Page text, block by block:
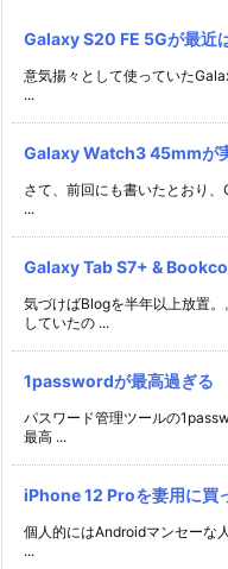
Galaxy S20 FE 5Gが最近
意気揚々として使っていた
...
Galaxy Watch3 45mmが
さて、前回にも書いたとおり
...
Galaxy Tab S7+ &
気づけばBlogを半年以上放置
していたの ...
1passwordが最高過ぎる
パスワード管理ツールの
最高 ...
iPhone 12 Proを妻用に買
個人的にはAndroidマンセーな
...